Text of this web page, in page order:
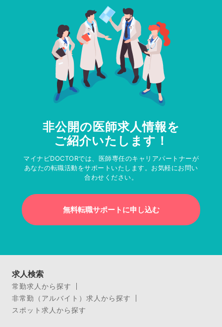
非公開の医師求人情報を
ご紹介いたします！
マイナビDOCTORでは、医師専任のキャリアパートナーが
あなたの転職活動をサポートいたします。お気軽にお問い
合わせください。
無料転職サポートに申し込む
求人検索
常勤求人から探す
非常勤（アルバイト）求人から探す
スポット求人から探す